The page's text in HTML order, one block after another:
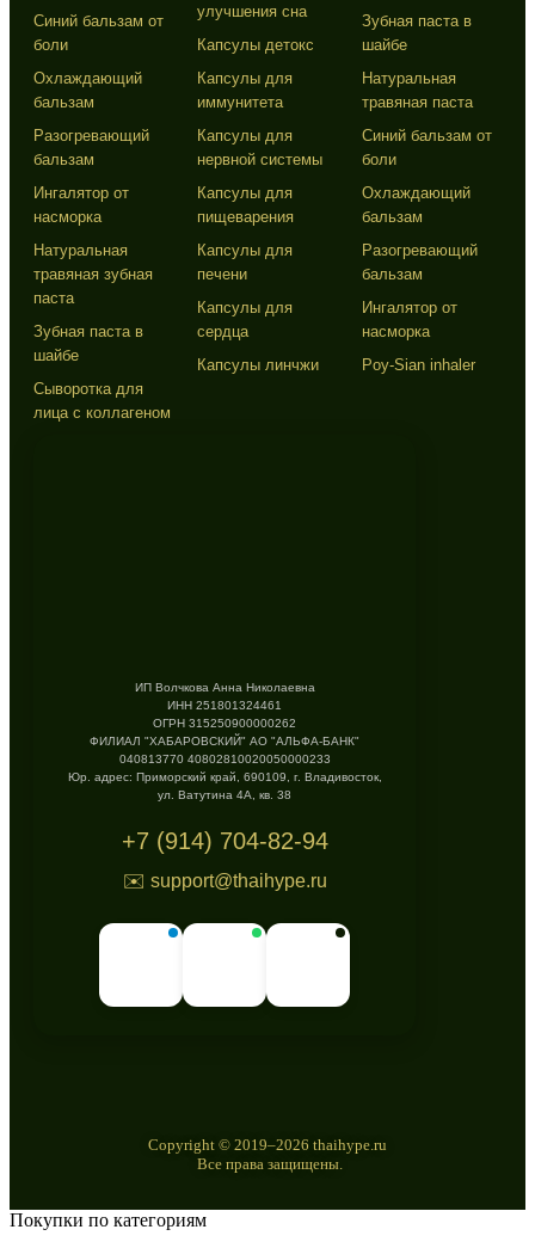
Синий бальзам от
боли
Охлаждающий
бальзам
Разогревающий
бальзам
Ингалятор от
насморка
Натуральная
травяная зубная
паста
Зубная паста в
шайбе
Сыворотка для
лица с коллагеном
улучшения сна
Капсулы детокс
Капсулы для
иммунитета
Капсулы для
нервной системы
Капсулы для
пищеварения
Капсулы для
печени
Капсулы для
сердца
Капсулы линчжи
Зубная паста в
шайбе
Натуральная
травяная паста
Синий бальзам от
боли
Охлаждающий
бальзам
Разогревающий
бальзам
Ингалятор от
насморка
Poy-Sian inhaler
ИП Волчкова Анна Николаевна
ИНН 251801324461
ОГРН 315250900000262
ФИЛИАЛ "ХАБАРОВСКИЙ" АО "АЛЬФА-БАНК"
040813770 40802810020050000233
Юр. адрес: Приморский край, 690109, г. Владивосток,
ул. Ватутина 4А, кв. 38
+7 (914) 704-82-94
✉️ support@thaihype.ru
Copyright © 2019–2026 thaihype.ru
Все права защищены.
Покупки по категориям